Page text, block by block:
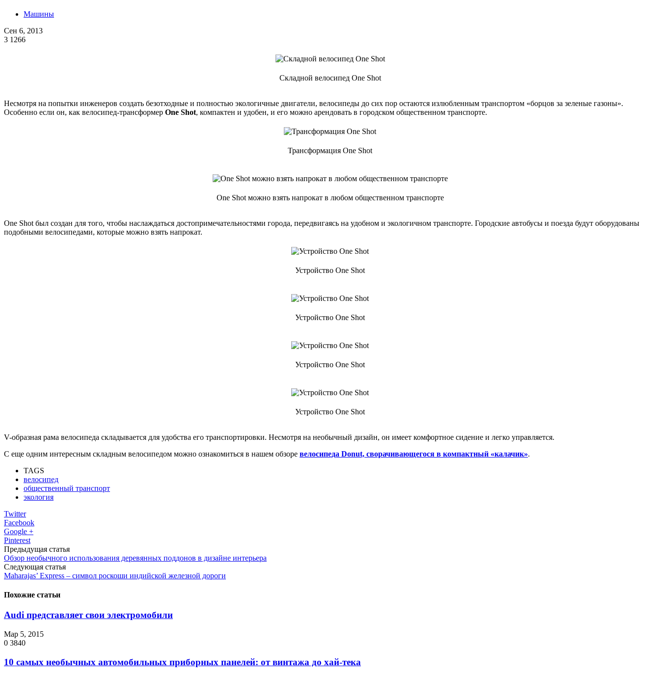
Машины
Сен 6, 2013
3 1266
Складной велосипед One Shot
Несмотря на попытки инженеров создать безотходные и полностью экологичные двигатели, велосипеды до сих пор остаются излюбленным транспортом «борцов за зеленые газоны».
Особенно если он, как велосипед-трансформер One Shot, компактен и удобен, и его можно арендовать в городском общественном транспорте.
Трансформация One Shot
One Shot можно взять напрокат в любом общественном транспорте
One Shot был создан для того, чтобы наслаждаться достопримечательностями города, передвигаясь на удобном и экологичном транспорте. Городские автобусы и поезда будут оборудованы
подобными велосипедами, которые можно взять напрокат.
Устройство One Shot
Устройство One Shot
Устройство One Shot
Устройство One Shot
V-образная рама велосипеда складывается для удобства его транспортировки. Несмотря на необычный дизайн, он имеет комфортное сидение и легко управляется.
С еще одним интересным складным велосипедом можно ознакомиться в нашем обзоре велосипеда Donut, сворачивающегося в компактный «калачик».
TAGS
велосипед
общественный транспорт
экология
Twitter
Facebook
Google +
Pinterest
Предыдущая статья
Обзор необычного использования деревянных поддонов в дизайне интерьера
Следующая статья
Maharajas’ Express ‒ символ роскоши индийской железной дороги
Похожие статьи
Audi представляет свои электромобили
Мар 5, 2015
0 3840
10 самых необычных автомобильных приборных панелей: от винтажа до хай-тека